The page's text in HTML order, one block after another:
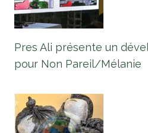
Pres Ali présente un
pour Non Pareil/Mélanie